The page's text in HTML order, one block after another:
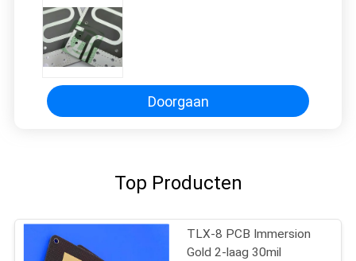
Doorgaan
Top Producten
TLX-8 PCB Immersion
Gold 2-laag 30mil